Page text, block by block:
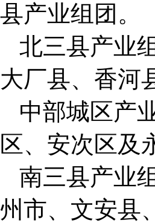
县产业组团。
北三县产业
大厂县、香河
中部城区产
区、安次区及
南三县产业
州市、文安县